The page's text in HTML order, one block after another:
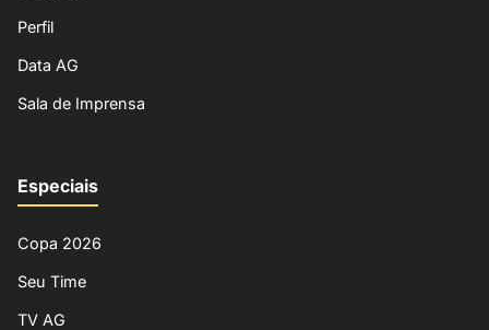
Perfil
Data AG
Sala de Imprensa
Especiais
Copa 2026
Seu Time
TV AG